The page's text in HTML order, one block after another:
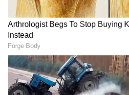
పాడైపోతాయి. ఇది ఫ్రిజ్ పనితీరు పై